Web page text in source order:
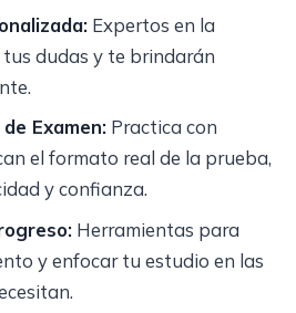
Expertos en la
dudas y te brindarán
Examen: Practica con
el formato real de la prueba,
y confianza.
Herramientas para
y enfocar tu estudio en las